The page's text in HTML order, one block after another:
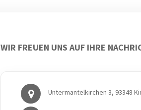
WIR FREUEN UNS AUF IHRE
Untermantelkirchen 3, 93348